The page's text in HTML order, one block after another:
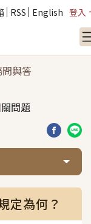
RSS English 登入
與答
問題
分享到
分
定為何？